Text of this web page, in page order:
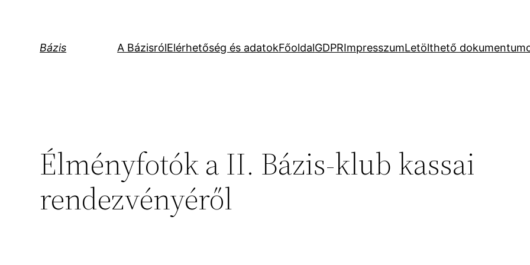
tartalomhoz
Bázis A BázisrólElérhetőség és adatokFőoldalGDPRImpresszumLetölthető
Élményfotók a II. Bázis-klub kassai
rendezvényéről